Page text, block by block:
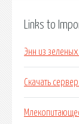
Links to
Энн из
Скачать